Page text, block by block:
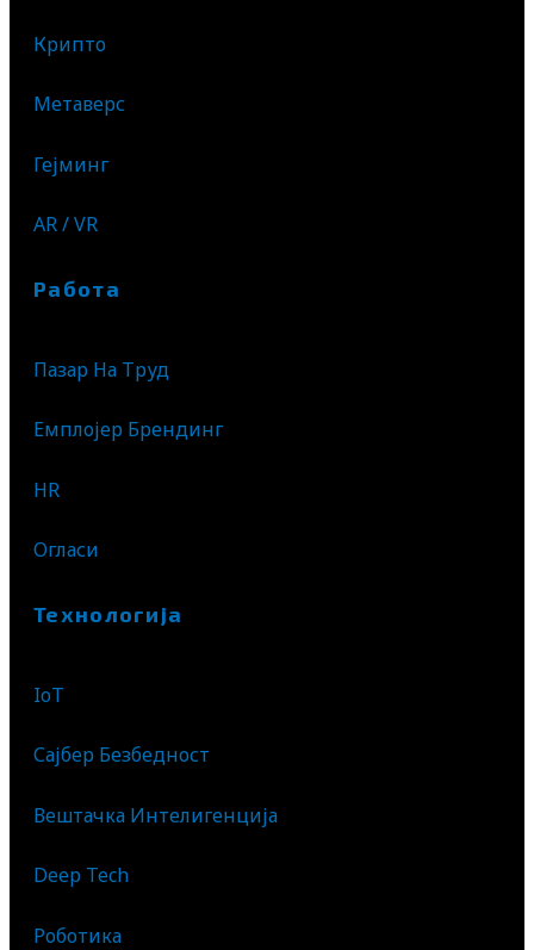
Крипто
Метаверс
Гејминг
AR / VR
Работа
Пазар На Труд
Емплојер Брендинг
HR
Огласи
Технологија
IoT
Сајбер Безбедност
Вештачка Интелигенција
Deep Tech
Роботика